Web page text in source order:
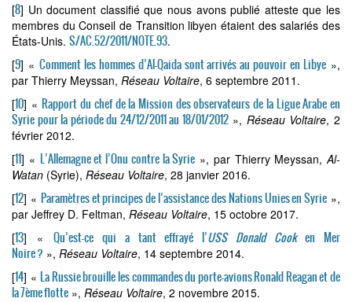
[8] Un document classifié que nous avons publié atteste que les
membres du Conseil de Transition libyen étaient des salariés des
États-Unis. S/AC.52/2011/NOTE.93.
[9] « Comment les hommes d’Al-Qaida sont arrivés au pouvoir en Libye »,
par Thierry Meyssan, Réseau Voltaire, 6 septembre 2011.
[10] « Rapport du chef de la Mission des observateurs de la Ligue Arabe en
Syrie pour la période du 24/12/2011 au 18/01/2012», Réseau Voltaire, 2
février 2012.
[11] « L’Allemagne et l’Onu contre la Syrie », par Thierry Meyssan,Al-
Watan (Syrie), Réseau Voltaire, 28 janvier 2016.
[12] « Paramètres et principes de l’assistance des Nations Unies en Syrie »,
par Jeffrey D. Feltman, Réseau Voltaire, 15 octobre 2017.
[13] « Qu’est-ce qui a tant effrayé l’USS Donald Cooken Mer
Noire ? », Réseau Voltaire, 14 septembre 2014.
[14] « La Russie brouille les commandes du porte-avions Ronald Reagan et de
la 7ème flotte », Réseau Voltaire, 2 novembre 2015.